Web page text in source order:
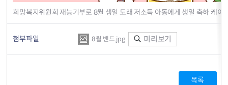
희망복지위원회 재능기부로 8월 생일 도래 저소득 아동에게 생일 축하 케이
첨부파일 8월 밴드.jpg 미리보기
목록